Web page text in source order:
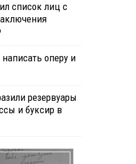
список лиц с
оперу и
резервуары
и буксир в